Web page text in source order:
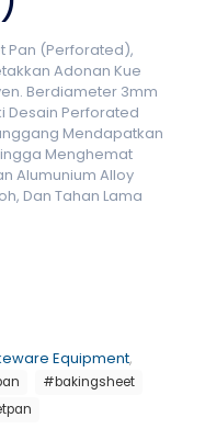
Pan (Perforated),
Adonan Kue
Berdiameter 3mm
Desain Perforated
Mendapatkan
Menghemat
Alumunium Alloy
Dan Tahan Lama
Equipment,
#bakingsheet